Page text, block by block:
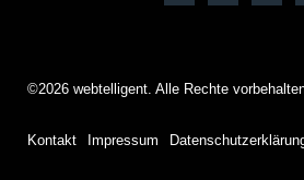
©2026 webtelligent. Alle Rechte
Kontakt Impressum